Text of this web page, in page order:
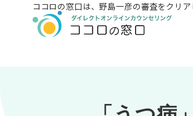
ココロの窓口は、野島一彦の審査をクリ